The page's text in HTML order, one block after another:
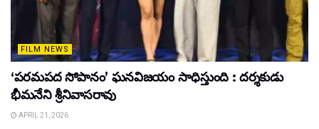
FILM NEWS
‘పరమపద సోపానం’ ఘనవిజయం సాధిస్తుంది : దర్శకుడు
భీమనేని శ్రీనివాసరావు
APRIL 21, 2026